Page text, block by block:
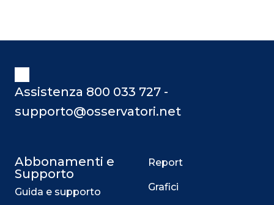
collaborazione tra AgID (l’Agenzia per
dell’Agenda Digitale) e il Team per la
Assistenza 800 033 727 -
supporto@osservatori.net
Abbonamenti e
Supporto
Guida e supporto
Report
Grafici